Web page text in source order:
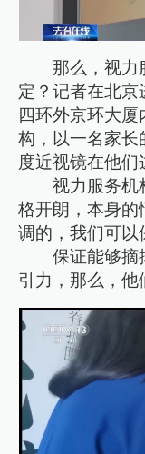
那么，视力
定？记者在北
四环外京环大
构，以一名家长
度近视镜在他们
视力服务机
格开朗，本身的
调的，我们可以
保证能够摘
引力，那么，他